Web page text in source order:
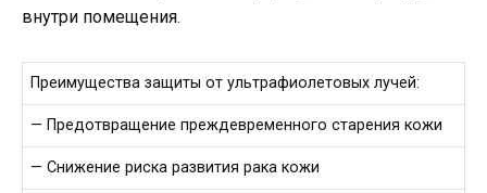
внутри помещения.
Преимущества защиты от ультрафиолетовых лучей:
— Предотвращение преждевременного старения кожи
— Снижение риска развития рака кожи